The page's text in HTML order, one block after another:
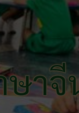
ษา